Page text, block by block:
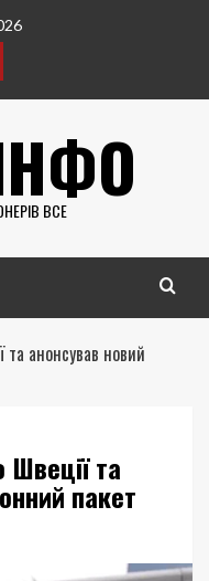
ВСЕ
анонсував новий
та
пакет